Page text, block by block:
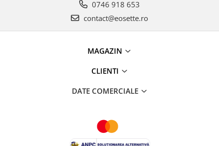
0746 918 653
contact@eosette.ro
MAGAZIN
CLIENTI
DATE COMERCIALE